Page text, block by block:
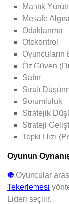
Mantık
Mesafe Algısı
Odaklanma
Otokontrol
Oyuncuların
Öz Güven
Sabır
Sıralı
Sorumluluk
Stratejik
Strateji
Tepki Hızı
Oyunun
֍ Oyuncular
Tekerlemesi
Lideri seçilir.